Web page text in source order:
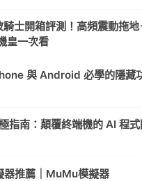
士開箱評測！高頻震動拖地
皇一次看
與 Android 必學的隱藏
南：顛覆終端機的 AI 程式
推薦｜MuMu模擬器